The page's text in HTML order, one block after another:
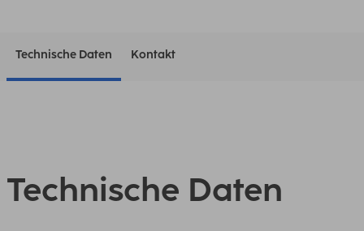
Technische Daten Kontakt
Technische Daten